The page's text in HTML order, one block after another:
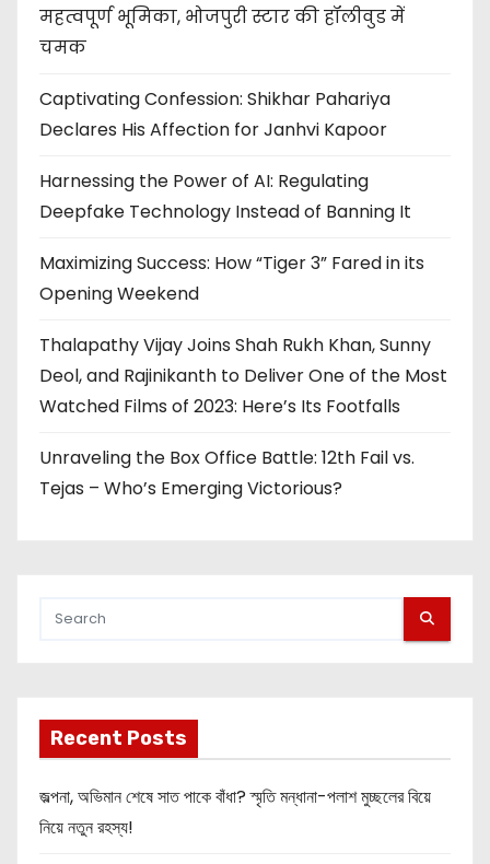
महत्वपूर्ण भूमिका, भोजपुरी स्टार की हॉलीवुड में
चमक
Captivating Confession: Shikhar Pahariya
Declares His Affection for Janhvi Kapoor
Harnessing the Power of AI: Regulating
Deepfake Technology Instead of Banning It
Maximizing Success: How “Tiger 3” Fared in its
Opening Weekend
Thalapathy Vijay Joins Shah Rukh Khan, Sunny
Deol, and Rajinikanth to Deliver One of the Most
Watched Films of 2023: Here’s Its Footfalls
Unraveling the Box Office Battle: 12th Fail vs.
Tejas – Who’s Emerging Victorious?
Recent Posts
জল্পনা, অভিমান শেষে সাত পাকে বাঁধা? স্মৃতি মন্ধানা-পলাশ মুচ্ছলের বিয়ে
নিয়ে নতুন রহস্য!